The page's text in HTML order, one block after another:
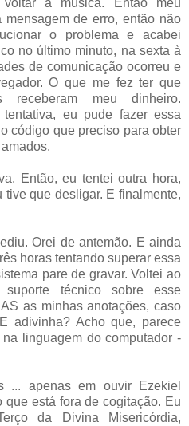
à música. Então meu
de erro, então não
o problema e acabei
no último minuto, na sexta à
de comunicação ocorreu e
O que me fez ter que
meu dinheiro.
eu pude fazer essa
código que preciso para obter
Então, eu tentei outra hora,
que desligar. E finalmente,
Orei de antemão. E ainda
horas tentando superar essa
pare de gravar. Voltei ao
técnico sobre esse
as minhas anotações, caso
adivinha? Acho que, parece
linguagem do computador -
... apenas em ouvir Ezekiel
que está fora de cogitação. Eu
da Divina Misericórdia,